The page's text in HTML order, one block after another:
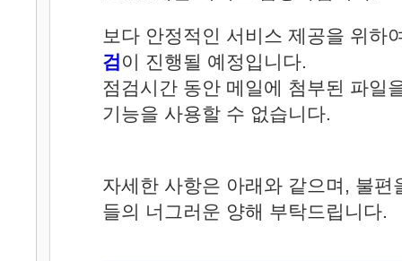
보다 안정적인 서비스 제공을 위하
검 이 진행될 예정입니다.
점검시간 동안 메일에 첨부된 파일
기능을 사용할 수 없습니다.
자세한 사항은 아래와 같으며, 불편
들의 너그러운 양해 부탁드립니다.